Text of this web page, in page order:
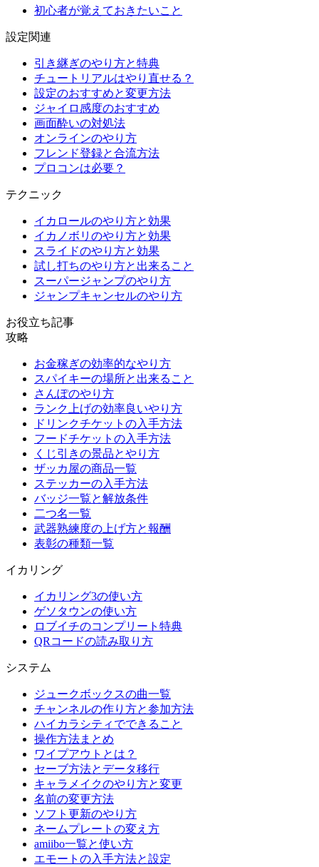
初心者が覚えておきたいこと
設定関連
引き継ぎのやり方と特典
チュートリアルはやり直せる？
設定のおすすめと変更方法
ジャイロ感度のおすすめ
画面酔いの対処法
オンラインのやり方
フレンド登録と合流方法
プロコンは必要？
テクニック
イカロールのやり方と効果
イカノボリのやり方と効果
スライドのやり方と効果
試し打ちのやり方と出来ること
スーパージャンプのやり方
ジャンプキャンセルのやり方
お役立ち記事
攻略
お金稼ぎの効率的なやり方
スパイキーの場所と出来ること
さんぽのやり方
ランク上げの効率良いやり方
ドリンクチケットの入手方法
フードチケットの入手方法
くじ引きの景品とやり方
ザッカ屋の商品一覧
ステッカーの入手方法
バッジ一覧と解放条件
二つ名一覧
武器熟練度の上げ方と報酬
表彰の種類一覧
イカリング
イカリング3の使い方
ゲソタウンの使い方
ロブイチのコンプリート特典
QRコードの読み取り方
システム
ジュークボックスの曲一覧
チャンネルの作り方と参加方法
ハイカラシティでできること
操作方法まとめ
ワイプアウトとは？
セーブ方法とデータ移行
キャラメイクのやり方と変更
名前の変更方法
ソフト更新のやり方
ネームプレートの変え方
amiibo一覧と使い方
エモートの入手方法と設定